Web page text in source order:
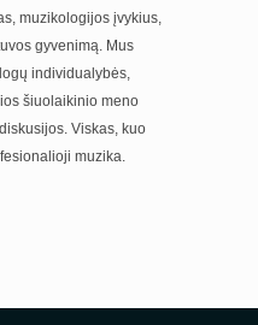
muzikologijos įvykius,
gyvenimą. Mus
individualybės,
šiuolaikinio meno
Viskas, kuo
muzika.